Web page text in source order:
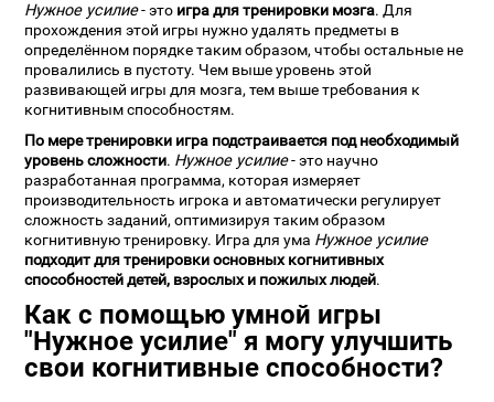
Нужное усилие- это игра для тренировки мозга. Для
прохождения этой игры нужно удалять предметы в
определённом порядке таким образом, чтобы остальные не
провалились в пустоту. Чем выше уровень этой
развивающей игры для мозга, тем выше требования к
когнитивным способностям.
По мере тренировки игра подстраивается под необходимый
уровень сложности. Нужное усилие- это научно
разработанная программа, которая измеряет
производительность игрока и автоматически регулирует
сложность заданий, оптимизируя таким образом
когнитивную тренировку. Игра для ума Нужное усилие
подходит для тренировки основных когнитивных
способностей детей, взрослых и пожилых людей.
Как с помощью умной игры
"Нужное усилие" я могу улучшить
свои когнитивные способности?